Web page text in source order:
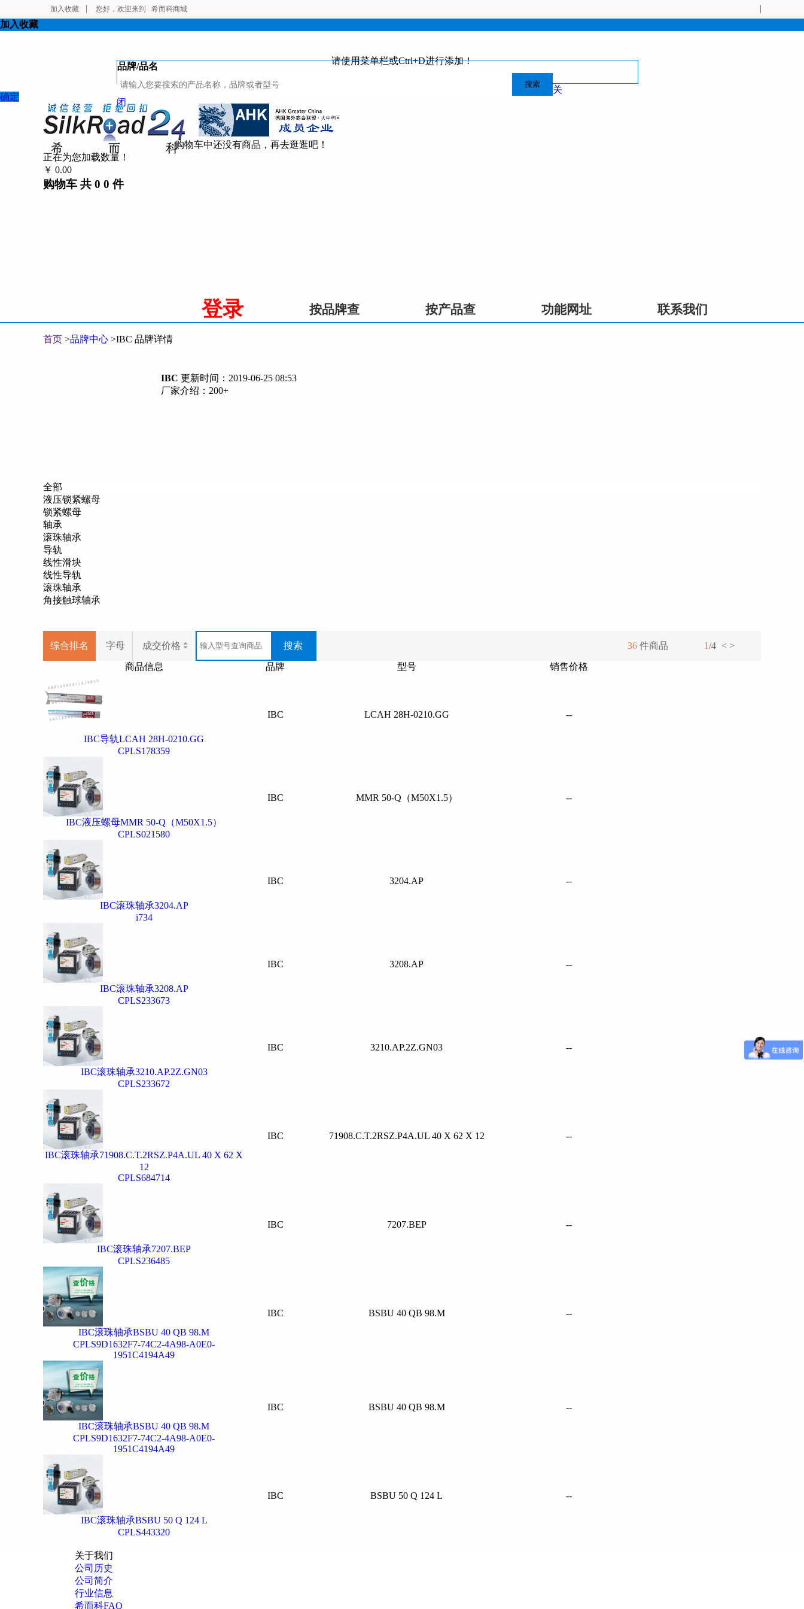
加入收藏 您好，欢迎来到 希而科商城
加入收藏
请使用菜单栏或Ctrl+D进行添加！
确定
购物车中还没有商品，再去逛逛吧！
正在为您加载数量！
￥ 0.00
购物车 共 0 0 件
品牌/品名
搜索
关
闭
登录 按品牌查 按产品查 功能网址 联系我们
首页 >品牌中心 >IBC 品牌详情
IBC 更新时间：2019-06-25 08:53
厂家介绍：200+
全部
液压锁紧螺母
锁紧螺母
轴承
滚珠轴承
导轨
线性滑块
线性导轨
滚珠轴承
角接触球轴承
综合排名 字母 成交价格 搜索 36 件商品 1/4 < >
商品信息 品牌 型号 销售价格
IBC导轨LCAH 28H-0210.GG
CPLS178359
IBC LCAH 28H-0210.GG --
IBC液压螺母MMR 50-Q（M50X1.5）
CPLS021580
IBC MMR 50-Q（M50X1.5） --
IBC滚珠轴承3204.AP
i734
IBC 3204.AP --
IBC滚珠轴承3208.AP
CPLS233673
IBC 3208.AP --
IBC滚珠轴承3210.AP.2Z.GN03
CPLS233672
IBC 3210.AP.2Z.GN03 --
IBC滚珠轴承71908.C.T.2RSZ.P4A.UL 40 X 62 X
12
CPLS684714
IBC 71908.C.T.2RSZ.P4A.UL 40 X 62 X 12 --
IBC滚珠轴承7207.BEP
CPLS236485
IBC 7207.BEP --
IBC滚珠轴承BSBU 40 QB 98.M
CPLS9D1632F7-74C2-4A98-A0E0-
1951C4194A49
IBC BSBU 40 QB 98.M --
IBC滚珠轴承BSBU 40 QB 98.M
CPLS9D1632F7-74C2-4A98-A0E0-
1951C4194A49
IBC BSBU 40 QB 98.M --
IBC滚珠轴承BSBU 50 Q 124 L
CPLS443320
IBC BSBU 50 Q 124 L --
关于我们
公司历史
公司简介
行业信息
希而科FAQ